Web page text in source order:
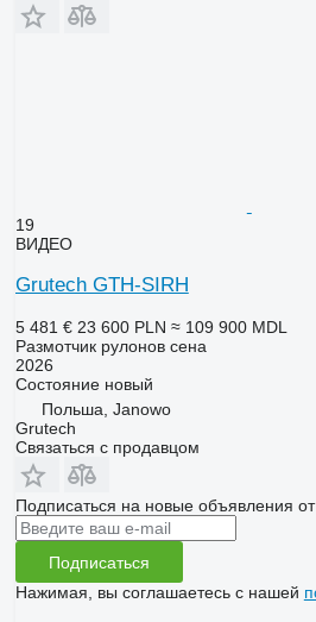
19
ВИДЕО
Grutech GTH-SIRH
5 481 € 23 600 PLN ≈ 109 900 MDL
Размотчик рулонов сена
2026
Состояниеновый
Польша, Janowo
Grutech
Связаться с продавцом
Подписаться на новые объявления
Подписаться
Нажимая, вы соглашаетесь с нашей